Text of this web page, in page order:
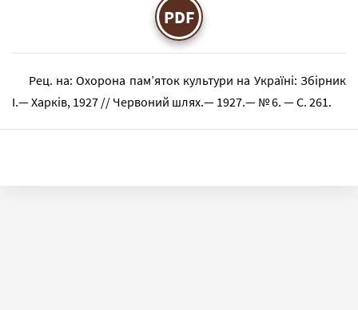
PDF
Рец. на: Охорона пам’яток культури на Україні: Збірник
I.— Харків, 1927 // Червоний шлях.— 1927.— № 6. — С. 261.